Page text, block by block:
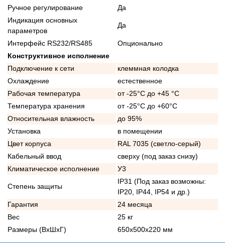
Ручное регулирование
Да
Индикация основных
параметров
Да
Интерфейс RS232/RS485
Опционально
Конструктивное исполнение
Подключение к сети
клеммная колодка
Охлаждение
естественное
Рабочая температура
от -25°C до +45 °C
Температура хранения
от -25°C до +60°C
Относительная влажность
до 95%
Установка
в помещении
Цвет корпуса
RAL 7035 (светло-серый)
Кабельный ввод
сверху (под заказ снизу)
Климатическое исполнение
У3
Степень защиты
IP31 (Под заказ возможны:
IP20, IP44, IP54 и др.)
Гарантия
24 месяца
Вес
25 кг
Размеры (ВхШхГ)
650х500х220 мм